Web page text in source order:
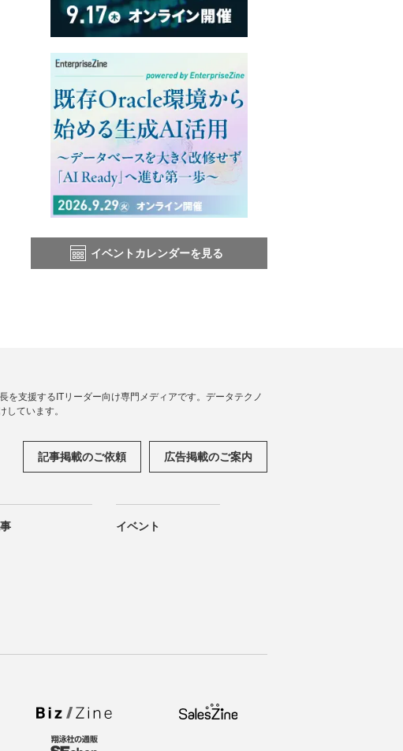
イベントカレンダーを見る
を支援するITリーダー向け専門メディアです。データテクノ
ています。
記事掲載のご依頼 広告掲載のご案内
イベント